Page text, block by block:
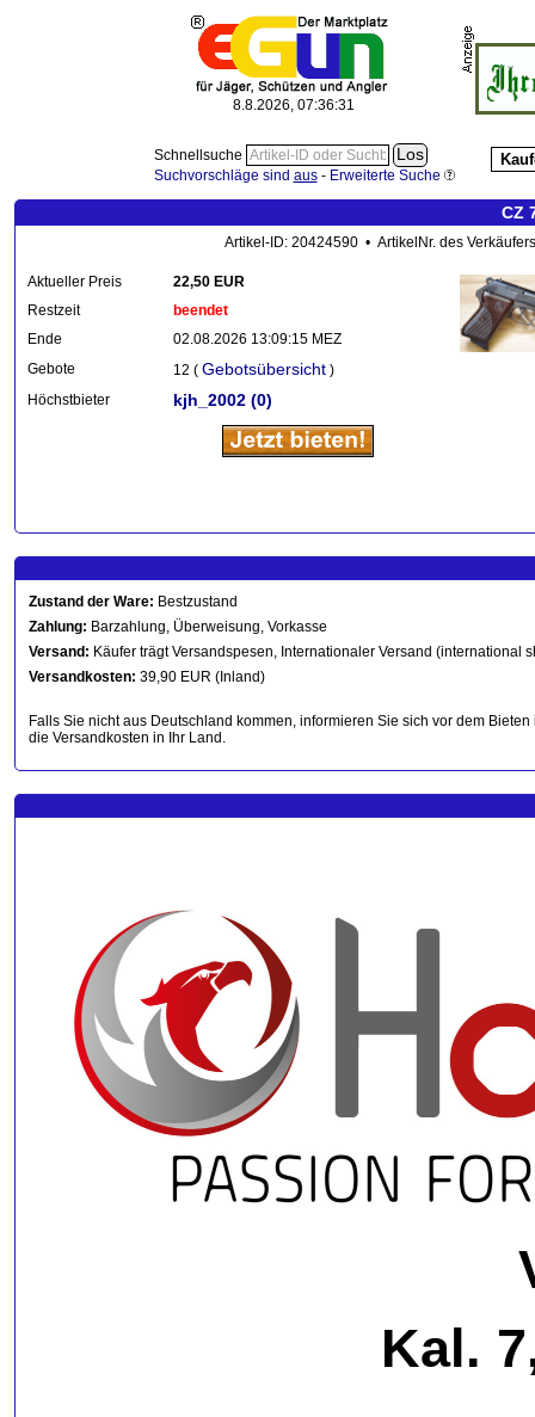
8.8.2026, 07:36:32
Schnellsuche
Suchvorschläge sind aus- Erweiterte Suche
CZ
Artikel-ID: 20424590 • ArtikelNr. des
Aktueller Preis
22,50 EUR
Restzeit
beendet
Ende
02.08.2026 13:09:15 MEZ
Gebote
12 ( Gebotsübersicht )
Höchstbieter
kjh_2002 (0)
Zustand der Ware: Bestzustand
Zahlung: Barzahlung, Überweisung, Vorkasse
Versand: Käufer trägt Versandspesen, Internationaler Versand (international
Versandkosten: 39,90 EUR (Inland)
Falls Sie nicht aus Deutschland kommen, informieren Sie sich vor dem
die Versandkosten in Ihr Land.
Kal.